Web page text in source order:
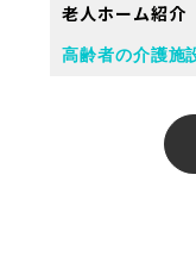
老人ホーム紹介
高齢者の介護施